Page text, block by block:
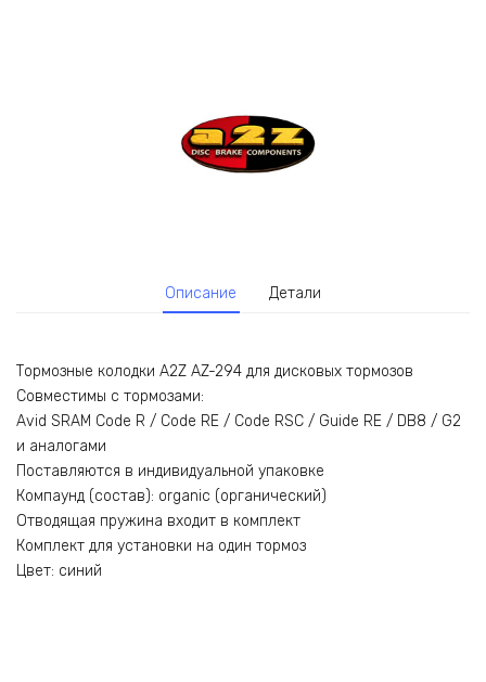
Описание Детали
Тормозные колодки A2Z AZ-294 для дисковых тормозов
Совместимы с тормозами:
Avid SRAM Code R / Code RE / Code RSC / Guide RE / DB8 / G2
и аналогами
Поставляются в индивидуальной упаковке
Компаунд (состав): organic (органический)
Отводящая пружина входит в комплект
Комплект для установки на один тормоз
Цвет: синий